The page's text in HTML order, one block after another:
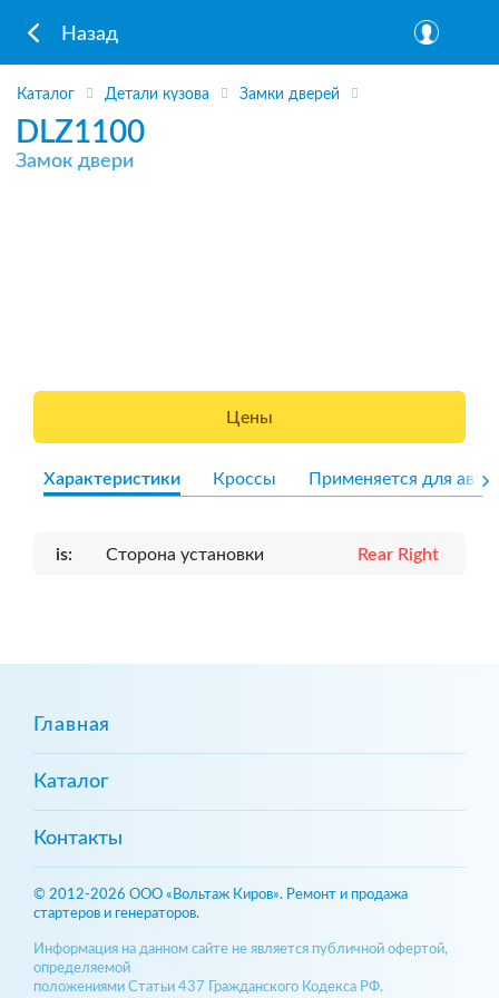
Назад
Каталог Детали кузова Замки дверей
DLZ1100
Замок двери
Цены
Характеристики Кроссы Применяется для авто
is: Сторона установки Rear Right
Главная
Каталог
Контакты
© 2012-2026 ООО «Вольтаж Киров». Ремонт и продажа
стартеров и генераторов.
Информация на данном сайте не является публичной офертой,
определяемой
положениями Статьи 437 Гражданского Кодекса РФ.